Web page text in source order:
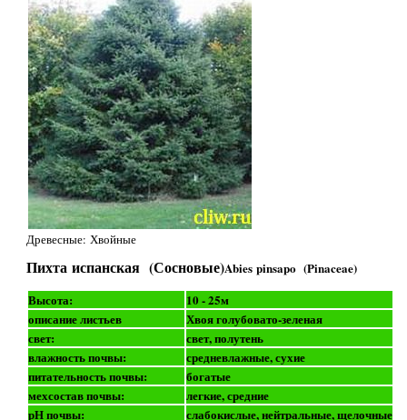
Древесные: Хвойные
Пихта испанская (Сосновые)Abies pinsapo (Pinaceae)
Высота:
10 - 25м
описание листьев
Хвоя голубовато-зеленая
свет:
свет, полутень
влажность почвы:
средневлажные, сухие
питательность почвы:
богатые
мехсостав почвы:
легкие, средние
рН почвы:
слабокислые, нейтральные, щелочные